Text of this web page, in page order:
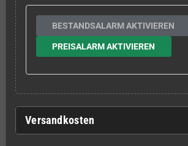
BESTANDSALARM AKTIVIEREN
PREISALARM AKTIVIEREN
Versandkosten